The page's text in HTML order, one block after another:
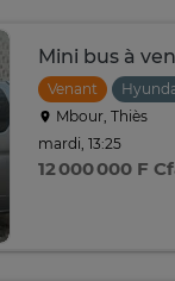
Mini bus à
Venant
Mbour, Thiès
mardi, 13:25
12 000 000 F